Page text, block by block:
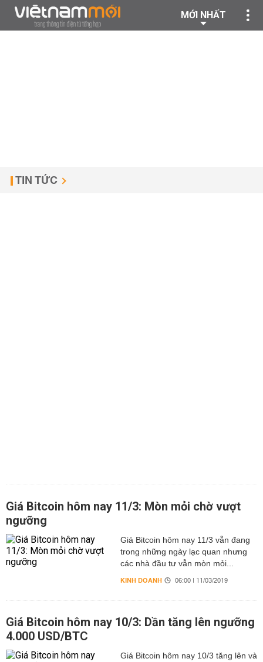
MỚI NHẤT
TIN TỨC
Giá Bitcoin hôm nay 11/3: Mòn mỏi chờ vượt
ngưỡng
Giá Bitcoin hôm nay 11/3 vẫn đang
trong những ngày lạc quan nhưng
các nhà đầu tư vẫn mòn mỏi...
KINH DOANH 06:00 | 11/03/2019
Giá Bitcoin hôm nay 10/3: Dần tăng lên ngưỡng
4.000 USD/BTC
Giá Bitcoin hôm nay 10/3 tăng lên và